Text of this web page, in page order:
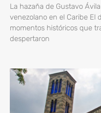
La hazaña de Gustavo
venezolano en el Caribe El
momentos históricos que
despertaron